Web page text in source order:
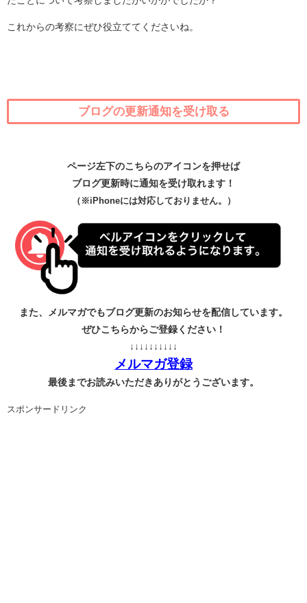
これからの考察にぜひ役立ててくださいね。
ブログの更新通知を受け取る
ページ左下のこちらのアイコンを押せば
ブログ更新時に通知を受け取れます！
（※iPhoneには対応しておりません。）
また、メルマガでもブログ更新のお知らせを配信しています。
ぜひこちらからご登録ください！
↓↓↓↓↓↓↓↓↓↓
メルマガ登録
最後までお読みいただきありがとうございます。
スポンサードリンク